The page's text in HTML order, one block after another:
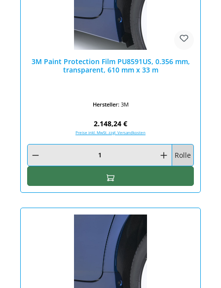
3M Paint Protection Film PU8591US, 0.356 mm,
transparent, 610 mm x 33 m
Hersteller: 3M
Regulärer Preis:
2.148,24 €
Preise inkl. MwSt. zzgl. Versandkosten
Produkt Anzahl: Gib den gewünschten Wert ein oder benutze die
Rolle
In den Warenkorb